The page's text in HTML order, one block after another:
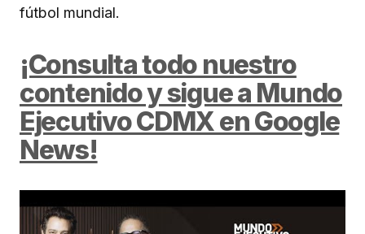
fútbol mundial.
¡Consulta todo nuestro
contenido y sigue a Mundo
Ejecutivo CDMX en Google
News!